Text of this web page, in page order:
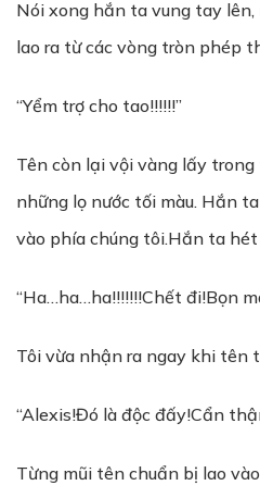
Nói xong hắn ta vung tay
lao ra từ các vòng tròn phép
“Yểm trợ cho tao!!!!!!”
Tên còn lại vội vàng lấy
những lọ nước tối màu. Hắn
vào phía chúng tôi.Hắn ta
“Ha…ha…ha!!!!!!!Chết đi!Bọn
Tôi vừa nhận ra ngay khi tên
“Alexis!Đó là độc đấy!Cẩn
Từng mũi tên chuẩn bị lao